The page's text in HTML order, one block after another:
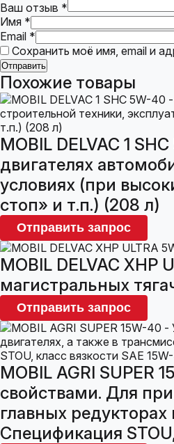
Ваш отзыв *
Имя *
Email *
Сохранить моё имя, email и
Похожие товары
MOBIL DELVAC 1
двигателях
условиях (при
стоп» и т.п.) (208 л)
Отправить запрос
MOBIL DELVAC
магистральных
Отправить запрос
MOBIL AGRI
свойствами. Для
главных
Спецификация